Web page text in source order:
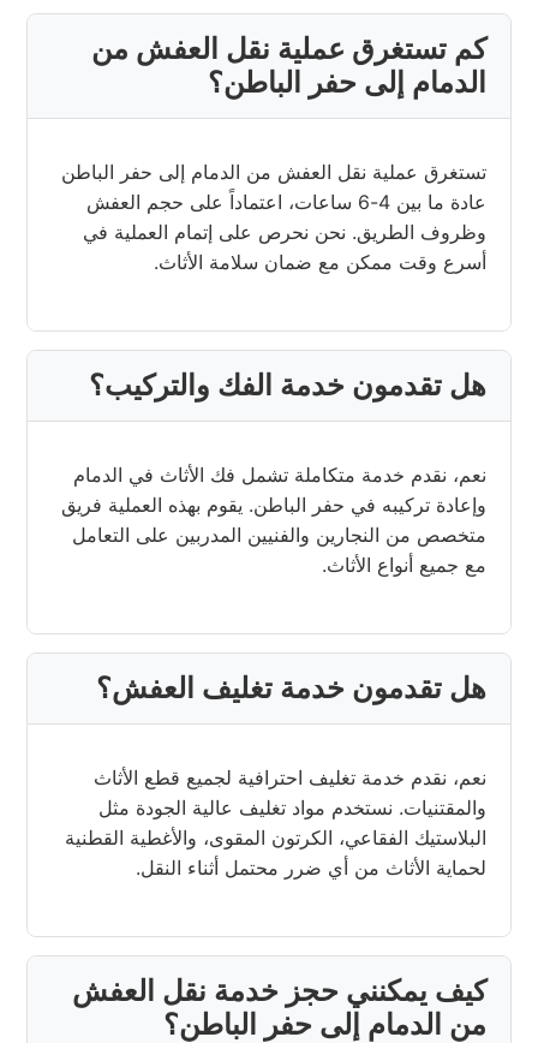
كم تستغرق عملية نقل العفش من
الدمام إلى حفر الباطن؟
تستغرق عملية نقل العفش من الدمام إلى حفر الباطن
عادة ما بين 4-6 ساعات، اعتماداً على حجم العفش
وظروف الطريق. نحن نحرص على إتمام العملية في
أسرع وقت ممكن مع ضمان سلامة الأثاث.
هل تقدمون خدمة الفك والتركيب؟
نعم، نقدم خدمة متكاملة تشمل فك الأثاث في الدمام
وإعادة تركيبه في حفر الباطن. يقوم بهذه العملية فريق
متخصص من النجارين والفنيين المدربين على التعامل
مع جميع أنواع الأثاث.
هل تقدمون خدمة تغليف العفش؟
نعم، نقدم خدمة تغليف احترافية لجميع قطع الأثاث
والمقتنيات. نستخدم مواد تغليف عالية الجودة مثل
البلاستيك الفقاعي، الكرتون المقوى، والأغطية القطنية
لحماية الأثاث من أي ضرر محتمل أثناء النقل.
كيف يمكنني حجز خدمة نقل العفش
من الدمام إلى حفر الباطن؟